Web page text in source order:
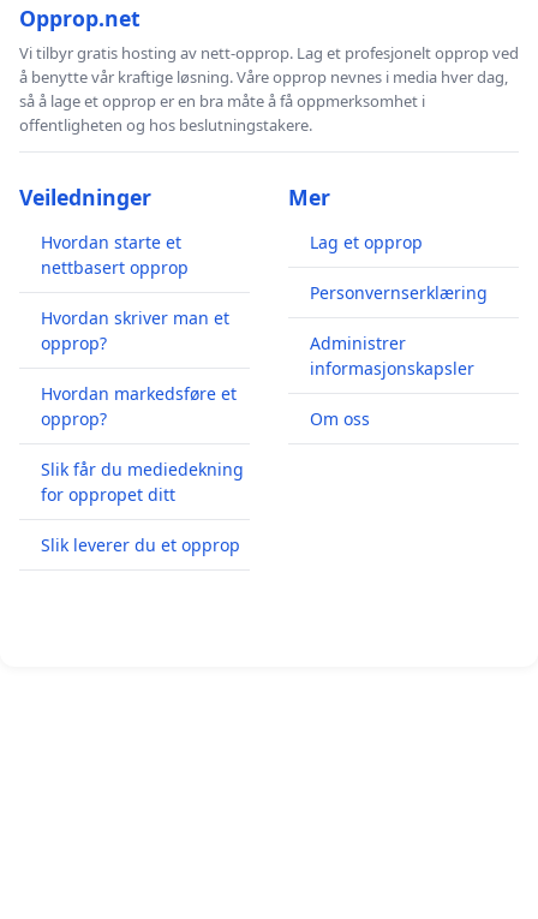
Opprop.net
Vi tilbyr gratis hosting av nett-opprop. Lag et profesjonelt opprop ved
å benytte vår kraftige løsning. Våre opprop nevnes i media hver dag,
så å lage et opprop er en bra måte å få oppmerksomhet i
offentligheten og hos beslutningstakere.
Veiledninger
Hvordan starte et
nettbasert opprop
Hvordan skriver man et
opprop?
Hvordan markedsføre et
opprop?
Slik får du mediedekning
for oppropet ditt
Slik leverer du et opprop
Mer
Lag et opprop
Personvernserklæring
Administrer
informasjonskapsler
Om oss